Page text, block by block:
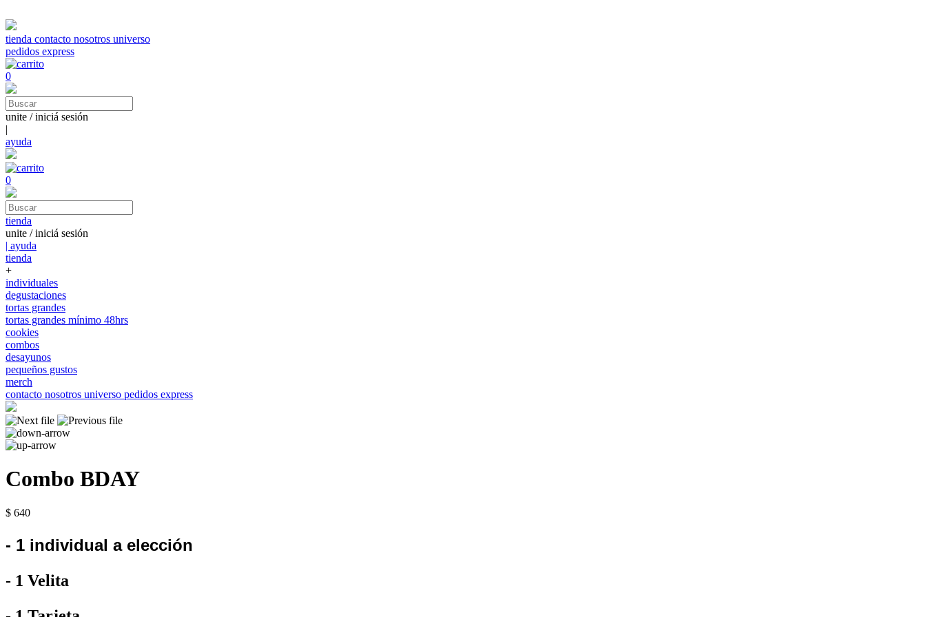
tienda contacto nosotros universo
pedidos express
0
unite / iniciá sesión
|
ayuda
0
tienda
unite / iniciá sesión
| ayuda
tienda
+
individuales
degustaciones
tortas grandes
tortas grandes mínimo 48hrs
cookies
combos
desayunos
pequeños gustos
merch
contacto nosotros universo pedidos express
Combo BDAY
$ 640
- 1 individual a elección
- 1 Velita